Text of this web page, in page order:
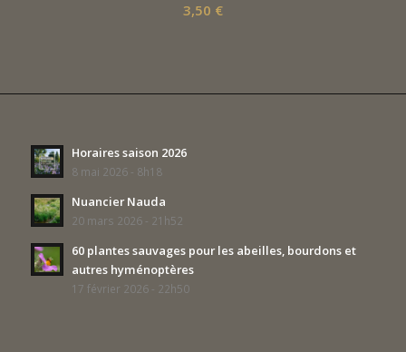
3,50 €
Horaires saison 2026
8 mai 2026 - 8h18
Nuancier Nauda
20 mars 2026 - 21h52
60 plantes sauvages pour les abeilles, bourdons et
autres hyménoptères
17 février 2026 - 22h50